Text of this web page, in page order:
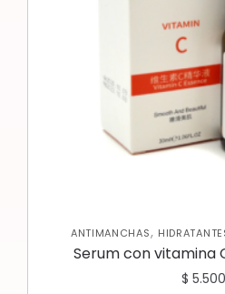
ANTIMANCHAS,
Serum con vitamina
$ 5.500